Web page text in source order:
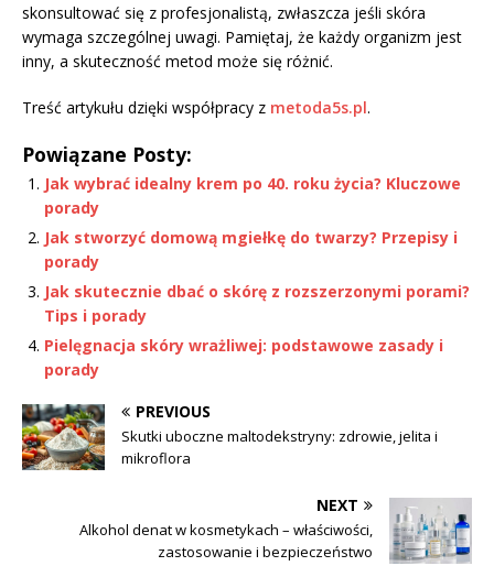
skonsultować się z profesjonalistą, zwłaszcza jeśli skóra
wymaga szczególnej uwagi. Pamiętaj, że każdy organizm jest
inny, a skuteczność metod może się różnić.
Treść artykułu dzięki współpracy z metoda5s.pl.
Powiązane Posty:
Jak wybrać idealny krem po 40. roku życia? Kluczowe
porady
Jak stworzyć domową mgiełkę do twarzy? Przepisy i
porady
Jak skutecznie dbać o skórę z rozszerzonymi porami?
Tips i porady
Pielęgnacja skóry wrażliwej: podstawowe zasady i
porady
PREVIOUS
Skutki uboczne maltodekstryny: zdrowie, jelita i
mikroflora
NEXT
Alkohol denat w kosmetykach – właściwości,
zastosowanie i bezpieczeństwo